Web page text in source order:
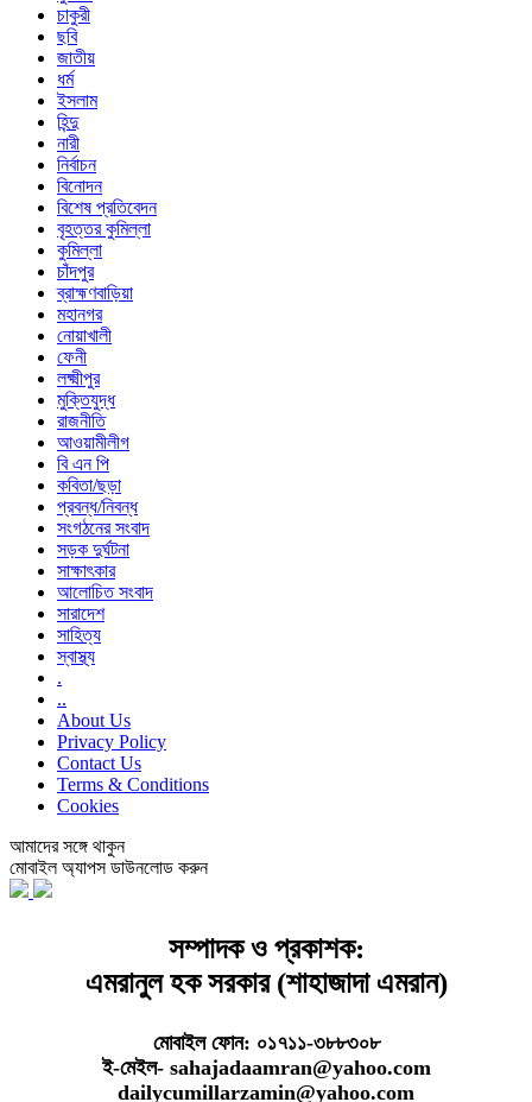
চাকুরী
ছবি
জাতীয়
ধর্ম
ইসলাম
হিন্দু
নারী
নির্বাচন
বিনোদন
বিশেষ প্রতিবেদন
বৃহত্তর কুমিল্লা
কুমিল্লা
চাঁদপুর
ব্রাহ্মণবাড়িয়া
মহানগর
নোয়াখালী
ফেনী
লক্ষ্মীপুর
মুক্তিযুদ্ধ
রাজনীতি
আওয়ামীলীগ
বি এন পি
কবিতা/ছড়া
প্রবন্ধ/নিবন্ধ
সংগঠনের সংবাদ
সড়ক দুর্ঘটনা
সাক্ষাৎকার
আলোচিত সংবাদ
সারাদেশ
সাহিত্য
স্বাস্থ্য
.
..
About Us
Privacy Policy
Contact Us
Terms & Conditions
Cookies
আমাদের সঙ্গে থাকুন
মোবাইল অ্যাপস ডাউনলোড করুন
সম্পাদক ও প্রকাশক:
এমরানুল হক সরকার (শাহাজাদা এমরান)
মোবাইল ফোন: ০১৭১১-৩৮৮৩০৮
ই-মেইল- sahajadaamran@yahoo.com
dailycumillarzamin@yahoo.com